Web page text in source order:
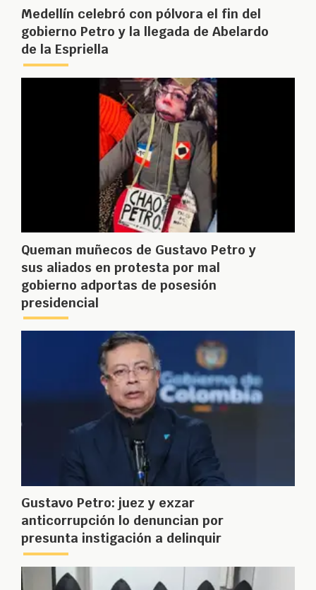
Medellín celebró con pólvora el fin del
gobierno Petro y la llegada de Abelardo
de la Espriella
Queman muñecos de Gustavo Petro y
sus aliados en protesta por mal
gobierno adportas de posesión
presidencial
Gustavo Petro: juez y exzar
anticorrupción lo denuncian por
presunta instigación a delinquir